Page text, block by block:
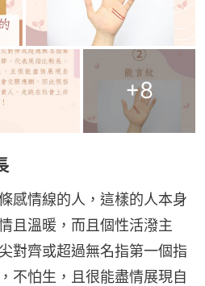
+8
感情線的人，這樣的人本身
且溫暖，而且個性活潑主
對齊或超過無名指第一個指
不怕生，且很能盡情展現自